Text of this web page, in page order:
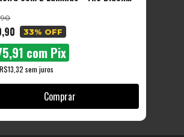
33% OFF
R$13,32 sem juros
com Pix